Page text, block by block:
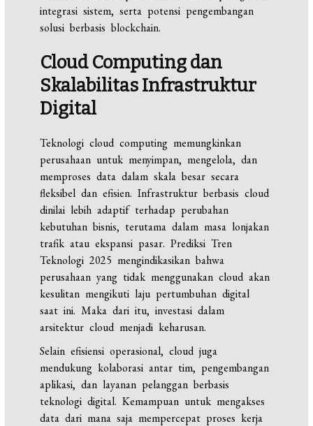
integrasi sistem, serta potensi pengembangan
solusi berbasis blockchain.
Cloud Computing dan
Skalabilitas Infrastruktur
Digital
Teknologi cloud computing memungkinkan
perusahaan untuk menyimpan, mengelola, dan
memproses data dalam skala besar secara
fleksibel dan efisien. Infrastruktur berbasis cloud
dinilai lebih adaptif terhadap perubahan
kebutuhan bisnis, terutama dalam masa lonjakan
trafik atau ekspansi pasar. Prediksi Tren
Teknologi 2025 mengindikasikan bahwa
perusahaan yang tidak menggunakan cloud akan
kesulitan mengikuti laju pertumbuhan digital
saat ini. Maka dari itu, investasi dalam
arsitektur cloud menjadi keharusan.
Selain efisiensi operasional, cloud juga
mendukung kolaborasi antar tim, pengembangan
aplikasi, dan layanan pelanggan berbasis
teknologi digital. Kemampuan untuk mengakses
data dari mana saja mempercepat proses kerja